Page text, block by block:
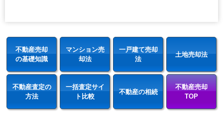
不動産売却
の基礎知識
マンション売
却法
一戸建て売却
法
土地売却法
不動産査定の
方法
一括査定サイ
ト比較
不動産の相続
不動産売却
TOP